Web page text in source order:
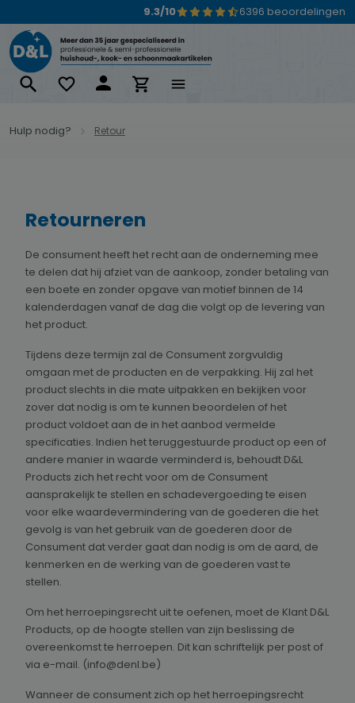
9.3/10 6396 beoordelingen
Hulp nodig? Retour
Retourneren
De consument heeft het recht aan de onderneming mee
te delen dat hij afziet van de aankoop, zonder betaling van
een boete en zonder opgave van motief binnen de 14
kalenderdagen vanaf de dag die volgt op de levering van
het product.
Tijdens deze termijn zal de Consument zorgvuldig
omgaan met de producten en de verpakking. Hij zal het
product slechts in die mate uitpakken en bekijken voor
zover dat nodig is om te kunnen beoordelen of het
product voldoet aan de in het aanbod vermelde
specificaties. Indien het teruggestuurde product op een of
andere manier in waarde verminderd is, behoudt D&L
Products zich het recht voor om de Consument
aansprakelijk te stellen en schadevergoeding te eisen
voor elke waardevermindering van de goederen die het
gevolg is van het gebruik van de goederen door de
Consument dat verder gaat dan nodig is om de aard, de
kenmerken en de werking van de goederen vast te
stellen.
Om het herroepingsrecht uit te oefenen, moet de Klant D&L
Products, op de hoogte stellen van zijn beslissing de
overeenkomst te herroepen. Dit kan schriftelijk per post of
via e-mail. (info@denl.be)
Wanneer de consument zich op het herroepingsrecht